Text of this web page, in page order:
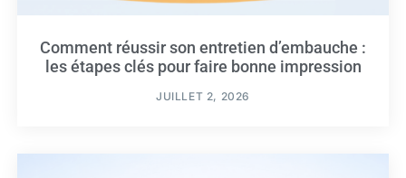
Comment réussir son entretien d’embauche :
les étapes clés pour faire bonne impression
JUILLET 2, 2026